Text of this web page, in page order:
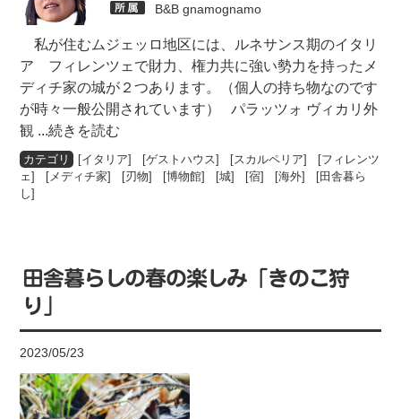
B&B gnamognamo
私が住むムジェッロ地区には、ルネサンス期のイタリ
ア フィレンツェで財力、権力共に強い勢力を持ったメ
ディチ家の城が２つあります。（個人の持ち物なのです
が時々一般公開されています） パラッツォ ヴィカリ外
観 ...続きを読む
[イタリア] [ゲストハウス] [スカルペリア] [フィレンツ
ェ] [ メディチ家] [刃物] [博物館] [城] [宿] [海外] [田舎暮ら
し]
田舎暮らしの春の楽しみ「きのこ狩
り」
2023/05/23